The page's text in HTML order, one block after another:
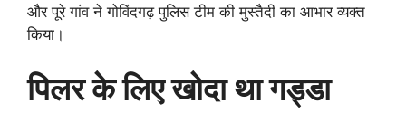
और पूरे गांव ने गोविंदगढ़ पुलिस टीम की मुस्तैदी का आभार व्यक्त
किया।
पिलर के लिए खोदा था गड्डा